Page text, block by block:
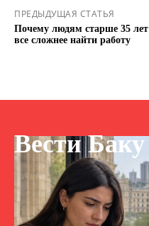
ПРЕДЫДУЩАЯ СТАТЬЯ
Почему людям старше 35 лет
все сложнее найти работу
Вести Баку